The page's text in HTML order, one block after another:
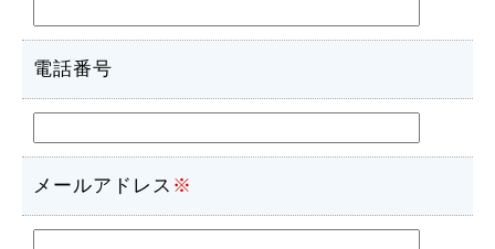
電話番号
メールアドレス ※